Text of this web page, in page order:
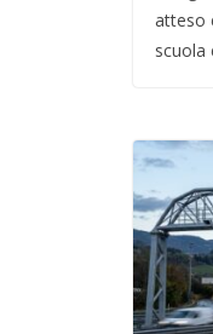
atteso
scuola